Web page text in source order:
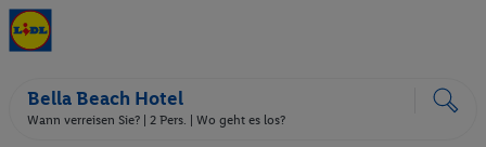
Bella Beach Hotel
Wann verreisen Sie? | 2 Pers. | Wo geht es los?